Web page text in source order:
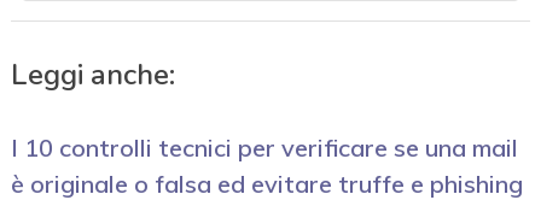
Leggi anche:
I 10 controlli tecnici per verificare se una mail
è originale o falsa ed evitare truffe e phishing